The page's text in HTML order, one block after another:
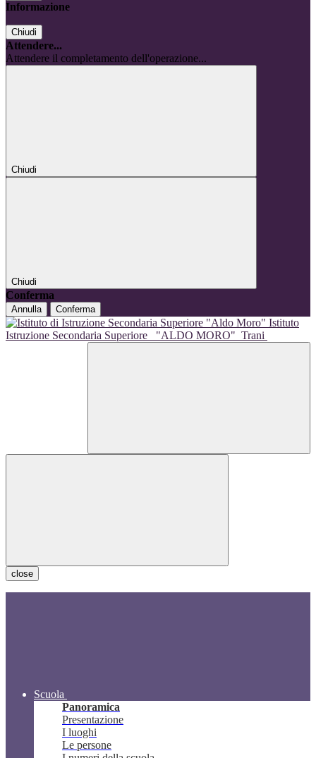
Informazione
Chiudi
Attendere...
Attendere il completamento dell'operazione...
Chiudi
Chiudi
Conferma
Annulla Conferma
Istituto
Istruzione Secondaria Superiore
"ALDO MORO" Trani
close
Scuola
Panoramica
Presentazione
I luoghi
Le persone